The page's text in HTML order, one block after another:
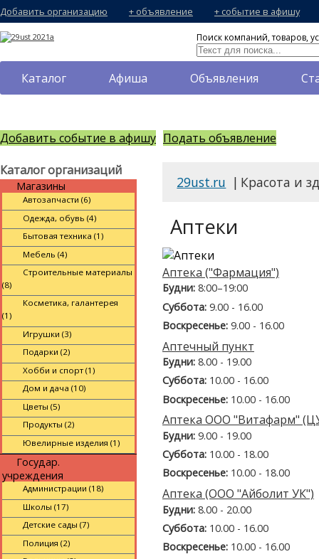
Добавить организацию + объявление + событие в афишу
Поиск компаний, товаров,
Каталог Афиша Объявления
Добавить событие в афишу Подать объявление
Каталог организаций
Магазины
Автозапчасти (6)
Одежда, обувь (4)
Бытовая техника (1)
Мебель (4)
Строительные материалы
(8)
Косметика, галантерея
(1)
Игрушки (3)
Подарки (2)
Хобби и спорт (1)
Дом и дача (10)
Цветы (5)
Продукты (2)
Ювелирные изделия (1)
Государ.
учреждения
Администрации (18)
Школы (17)
Детские сады (7)
Полиция (2)
29ust.ru | Красота и
Аптеки
Аптека ("Фармация")
Будни: 8:00–19:00
Суббота: 9.00 - 16.00
Воскресенье: 9.00 - 16.00
Аптечный пункт
Будни: 8.00 - 19.00
Суббота: 10.00 - 16.00
Воскресенье: 10.00 - 16.00
Аптека ООО "Витафарм"
Будни: 9.00 - 19.00
Суббота: 10.00 - 18.00
Воскресенье: 10.00 - 18.00
Аптека (ООО "Айболит УК")
Будни: 8.00 - 20.00
Суббота: 10.00 - 16.00
Воскресенье: 10.00 - 16.00